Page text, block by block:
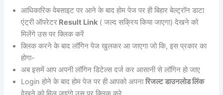
आधिकारिक वेबसाइट पर आने के बाद होम पेज पर ही बिहार बेल्ट्रॉन डाटा
एंट्री ऑपरेटर Result Link ( जल्द सक्रिय किया जाएगा) देखने को
मिलेंगे उस पर क्लिक करें
क्लिक करने के बाद लॉगिन पेज खुलकर आ जाएगा जो कि, इस प्रकार का
होगा-
अब इसमें आप अपनी लॉगिन डिटेल्स दर्ज कर आसानी से लॉगिन हो जाए
Login होने के बाद होम पेज पर ही आपको अपनारिजल्ट डाउनलोड लिंक